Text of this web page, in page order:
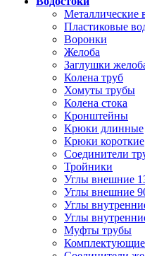
Металлические
Пластиковые
Воронки
Желоба
Заглушки
Колена труб
Хомуты трубы
Колена стока
Кронштейны
Крюки длинные
Крюки короткие
Соединители
Тройники
Углы внешние
Углы внешние
Углы
Углы
Муфты трубы
Комплектующие